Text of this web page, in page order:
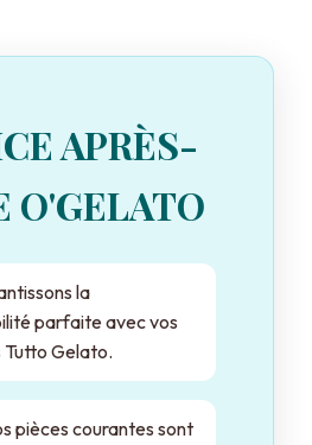
APRÈS-
O'GELATO
la
parfaite avec vos
Tutto Gelato.
pièces courantes sont